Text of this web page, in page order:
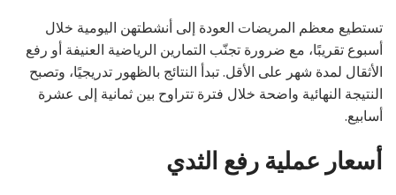
تستطيع معظم المريضات العودة إلى أنشطتهن اليومية خلال
أسبوع تقريبًا، مع ضرورة تجنّب التمارين الرياضية العنيفة أو رفع
الأثقال لمدة شهر على الأقل. تبدأ النتائج بالظهور تدريجيًا، وتصبح
النتيجة النهائية واضحة خلال فترة تتراوح بين ثمانية إلى عشرة
أسابيع.
أسعار عملية رفع الثدي